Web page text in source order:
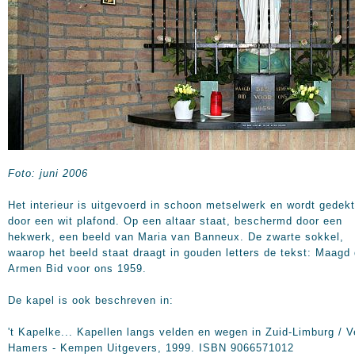
Foto: juni 2006
Het interieur is uitgevoerd in schoon metselwerk en wordt gedekt
door een wit plafond. Op een altaar staat, beschermd door een
hekwerk, een beeld van Maria van Banneux. De zwarte sokkel,
waarop het beeld staat draagt in gouden letters de tekst: Maagd
Armen Bid voor ons 1959.
De kapel is ook beschreven in:
't Kapelke... Kapellen langs velden en wegen in Zuid-Limburg /
Hamers - Kempen Uitgevers, 1999. ISBN 9066571012